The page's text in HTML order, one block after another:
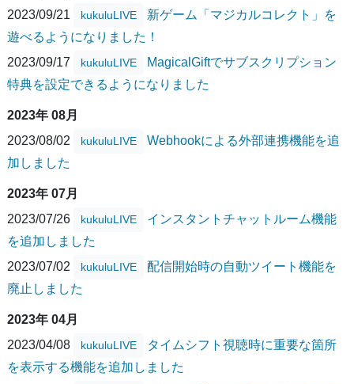
2023/09/21
kukuluLIVE
新ゲーム「マジカルコレクト」を
遊べるようになりました！
2023/09/17
kukuluLIVE
MagicalGiftでサブスクリプション
特典を設定できるようになりました
2023年 08月
2023/08/02
kukuluLIVE
Webhookによる外部連携機能を追
加しました
2023年 07月
2023/07/26
kukuluLIVE
インスタントチャットルーム機能
を追加しました
2023/07/02
kukuluLIVE
配信開始時の自動ツイート機能を
廃止しました
2023年 04月
2023/04/08
kukuluLIVE
タイムシフト視聴時に重要な箇所
を表示する機能を追加しました